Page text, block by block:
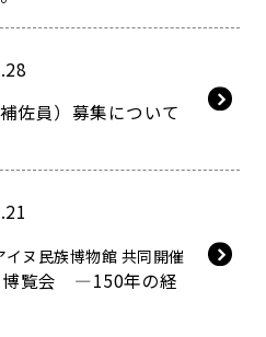
佐員）募集について
ヌ民族博物館 共同開催
博覧会 ―150年の経